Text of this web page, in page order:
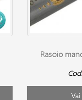
Rasoio
Vai